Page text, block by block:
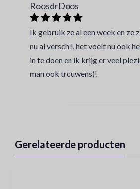
RoosdrDoos
Ik gebruik ze al een week en ze
nu al verschil, het voelt nu ook
in te doen en ik krijg er veel
man ook trouwens)!
Gerelateerde producten